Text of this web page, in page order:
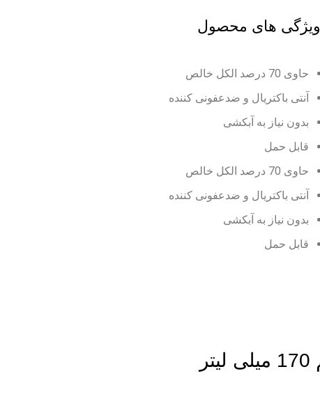
ویژگی های محصول
حاوی 70 درصد الکل خالص
آنتی باکتریال و ضدعفونی کننده
بدون نیاز به آبکشی
قابل حمل
حاوی 70 درصد الکل خالص
آنتی باکتریال و ضدعفونی کننده
بدون نیاز به آبکشی
قابل حمل